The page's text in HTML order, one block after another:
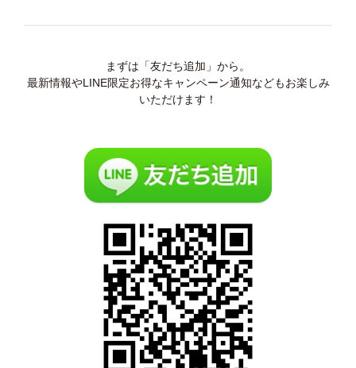
まずは「友だち追加」から。
最新情報やLINE限定お得なキャンペーン通知などもお楽しみ
いただけます！